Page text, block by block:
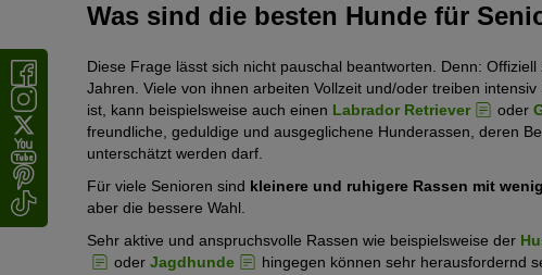
Was sind die besten Hunde für
Diese Frage lässt sich nicht pauschal beantworten. Denn:
Jahren. Viele von ihnen arbeiten Vollzeit und/oder treiben
ist, kann beispielsweise auch einen Labrador Retriever oder
freundliche, geduldige und ausgeglichene Hunderassen, deren
unterschätzt werden darf.
Für viele Senioren sind kleinere und ruhigere Rassen mit
aber die bessere Wahl.
Sehr aktive und anspruchsvolle Rassen wie beispielsweise der
oder Jagdhunde hingegen können sehr herausfordernd